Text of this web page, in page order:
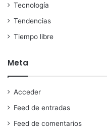
Tecnología
Tendencias
Tiempo libre
Meta
Acceder
Feed de entradas
Feed de comentarios